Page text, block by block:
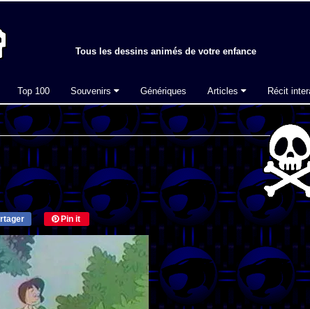
Tous les dessins animés de votre enfance
Top 100 Souvenirs Génériques Articles Récit
Pin it